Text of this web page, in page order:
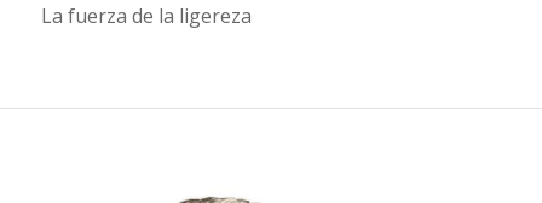
La fuerza de la ligereza